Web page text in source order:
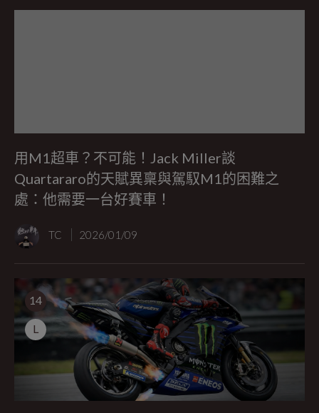
用M1超車？不可能！Jack Miller談
Quartararo的天賦異稟與駕馭M1的困難之
處：他需要一台好賽車！
TC 2026/01/09
14
L